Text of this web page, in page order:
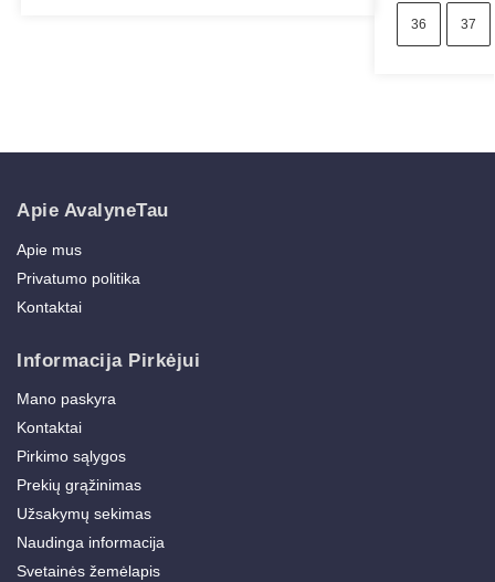
36 37
Apie AvalyneTau
Apie mus
Privatumo politika
Kontaktai
Informacija Pirkėjui
Mano paskyra
Kontaktai
Pirkimo sąlygos
Prekių grąžinimas
Užsakymų sekimas
Naudinga informacija
Svetainės žemėlapis